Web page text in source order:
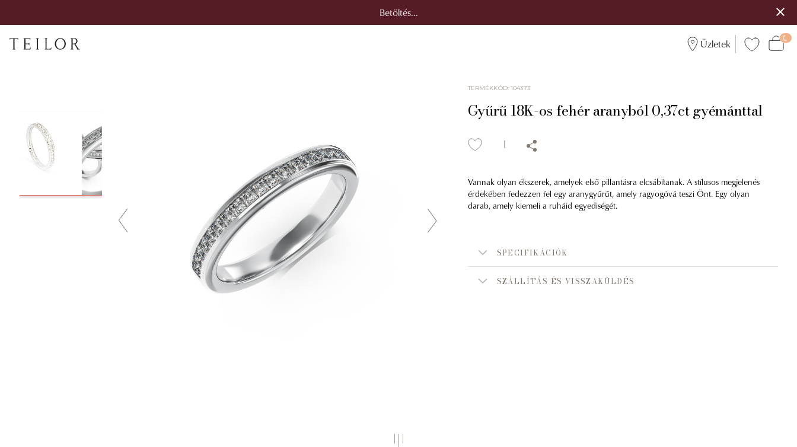
Betöltés...
Üzletek
TERMÉKKÓD:104373
Gyűrű 18K-os fehér aranyból 0,37ct gyémánttal
Vannak olyan ékszerek, amelyek első pillantásra elcsábítanak. A stílusos megjelenés
érdekében fedezzen fel egy aranygyűrűt, amely ragyogóvá teszi Önt. Egy olyan
darab, amely kiemeli a ruháid egyediségét.
SPECIFIKÁCIÓK
SZÁLLÍTÁS ÉS VISSZAKÜLDÉS